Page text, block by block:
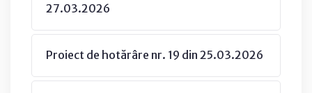
27.03.2026
Proiect de hotărâre nr. 19 din 25.03.2026